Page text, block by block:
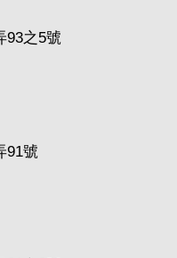
93之5號
91號